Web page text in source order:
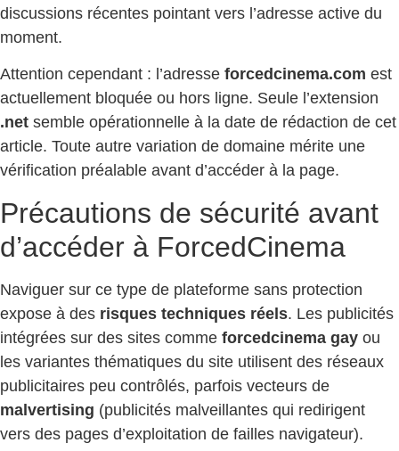
discussions récentes pointant vers l’adresse active du
moment.
Attention cependant : l’adresse forcedcinema.com est
actuellement bloquée ou hors ligne. Seule l’extension
.net semble opérationnelle à la date de rédaction de cet
article. Toute autre variation de domaine mérite une
vérification préalable avant d’accéder à la page.
Précautions de sécurité avant
d’accéder à ForcedCinema
Naviguer sur ce type de plateforme sans protection
expose à des risques techniques réels. Les publicités
intégrées sur des sites comme forcedcinema gay ou
les variantes thématiques du site utilisent des réseaux
publicitaires peu contrôlés, parfois vecteurs de
malvertising (publicités malveillantes qui redirigent
vers des pages d’exploitation de failles navigateur).